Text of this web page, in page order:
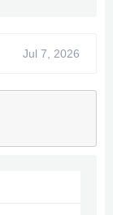
Jul 7, 2026